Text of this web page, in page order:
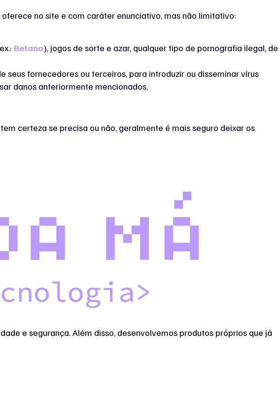
no site e com caráter enunciativo, mas não limitativo:
Betano), jogos de sorte e azar, qualquer tipo de pornografia ilegal, de
fornecedores ou terceiros, para introduzir ou disseminar vírus
danos anteriormente mencionados.
certeza se precisa ou não, geralmente é mais seguro deixar os
e segurança. Além disso, desenvolvemos produtos próprios que já